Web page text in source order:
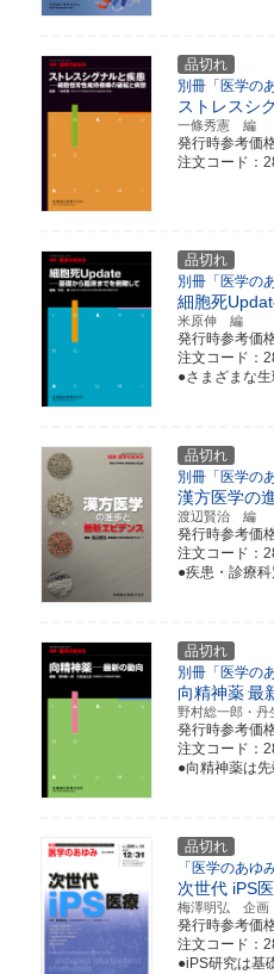
品切れ
別冊「医学の
ストレスシ
一條秀憲 編
発行時参考価
注文コード：
品切れ
別冊「医学の
細胞死
米原伸 編
発行時参考価
注文コード：
●さまざまな
品切れ
別冊「医学の
漢方医学の
渡辺賢治 編
発行時参考価
注文コード：
●疾患・診療
品切れ
別冊「医学の
向精神薬最
野村総一郎・
発行時参考価
注文コード：
●向精神薬は
品切れ
「医学のあゆ
次世代 iPS
梅澤明弘 企画
発行時参考価
注文コード：
●iPS研究は基